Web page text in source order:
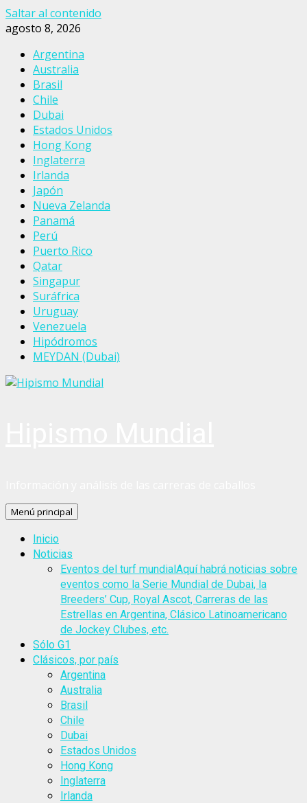
Saltar al contenido
agosto 8, 2026
Argentina
Australia
Brasil
Chile
Dubai
Estados Unidos
Hong Kong
Inglaterra
Irlanda
Japón
Nueva Zelanda
Panamá
Perú
Puerto Rico
Qatar
Singapur
Suráfrica
Uruguay
Venezuela
Hipódromos
MEYDAN (Dubai)
Menú principal
Inicio
Noticias
Eventos del turf mundialAquí habrá noticias sobre
eventos como la Serie Mundial de Dubai, la
Breeders’ Cup, Royal Ascot, Carreras de las
Estrellas en Argentina, Clásico Latinoamericano
de Jockey Clubes, etc.
Sólo G1
Clásicos, por país
Argentina
Australia
Brasil
Chile
Dubai
Estados Unidos
Hong Kong
Inglaterra
Irlanda